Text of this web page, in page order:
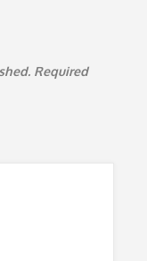
Required